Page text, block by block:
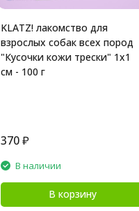
KLATZ! лакомство для
взрослых собак всех пород
"Кусочки кожи трески" 1х1
см - 100 г
370₽
В наличии
В корзину